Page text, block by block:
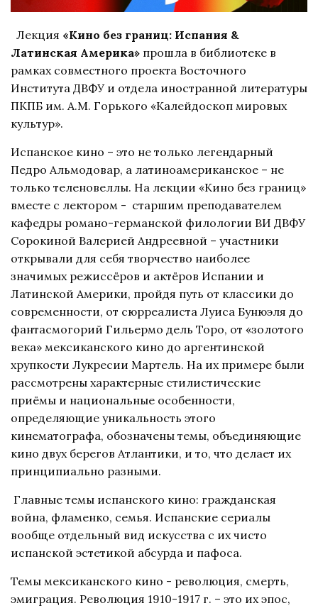
Лекция «Кино без границ: Испания &
Латинская Америка» прошла в библиотеке в
рамках совместного проекта Восточного
Института ДВФУ и отдела иностранной литературы
ПКПБ им. А.М. Горького «Калейдоскоп мировых
культур».
Испанское кино – это не только легендарный
Педро Альмодовар, а латиноамериканское – не
только теленовеллы. На лекции «Кино без границ»
вместе с лектором - старшим преподавателем
кафедры романо-германской филологии ВИ ДВФУ
Сорокиной Валерией Андреевной – участники
открывали для себя творчество наиболее
значимых режиссёров и актёров Испании и
Латинской Америки, пройдя путь от классики до
современности, от сюрреалиста Луиса Бунюэля до
фантасмогорий Гильермо дель Торо, от «золотого
века» мексиканского кино до аргентинской
хрупкости Лукресии Мартель. На их примере были
рассмотрены характерные стилистические
приёмы и национальные особенности,
определяющие уникальность этого
кинематографа, обозначены темы, объединяющие
кино двух берегов Атлантики, и то, что делает их
принципиально разными.
Главные темы испанского кино: гражданская
война, фламенко, семья. Испанские сериалы
вообще отдельный вид искусства с их чисто
испанской эстетикой абсурда и пафоса.
Темы мексиканского кино - революция, смерть,
эмиграция. Революция 1910-1917 г. – это их эпос,